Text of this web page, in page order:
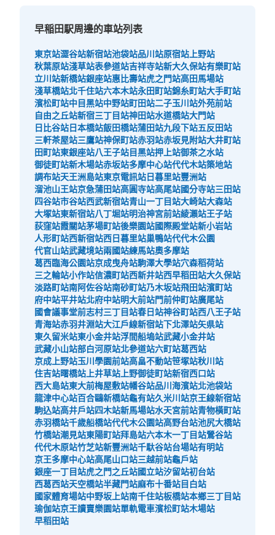
早稲田駅周邊的車站列表
東京站澀谷站新宿站池袋站品川站原宿站 上野站
秋葉原站淺草站表參道站吉祥寺站新大久保站有樂町站
立川站新橋站銀座站惠比壽站虎之門站高田馬場站
淺草橋站北千住站六本木站永田町站錦糸町站大手町站
濱松町站中目黑站中野站町田站二子玉川站外苑前站
自由之丘站新宿三丁目站神田站水道橋站大門站
日比谷站日本橋站飯田橋站蒲田站九段下站五反田站
三軒茶屋站三鷹站神保町站赤羽站赤坂見附站大井町站
田町站東銀座站八王子站目黑站押上站御茶之水站
御徒町站新木場站赤坂站多摩中心站代代木站築地站
調布站天王洲島站東京電訊站日暮里站豐洲站
溜池山王站京急蒲田站高圓寺站高尾站國分寺站三田站
四谷站市谷站西武新宿站青山一丁目站大崎站大森站
大塚站東新宿站八丁堀站明治神宮前站綾瀨站王子站
荻窪站霞關站茅場町站後樂園站國際殿堂站新小岩站
人形町站西新宿站西日暮里站巢鴨站代代木公園
代官山站武藏境站兩國站練馬站奧多摩站
葛西臨海公園站京成曳舟站駒澤大學站穴森稻荷站
三之輪站小作站信濃町站西新井站西早稻田站大久保站
淡路町站南阿佐谷站南砂町站乃木坂站飛田站濱町站
府中站平井站北府中站明大前站門前仲町站廣尾站
國會議事堂前志村三丁目站春日站神谷町站西八王子站
青海站赤羽井淵站大江戶線新宿站下北澤站矢県站
東久留米站東小金井站浮間船塢站武藏小金井站
武藏小山站部白河原站北參道站六町站葛西站
京成上野站玉川學園前站高畠不動站笹塚站秋川站
住吉站曙橋站 上井草站 上野御徒町站新宿西口站
西大島站東大前梅屋敷站幡谷站品川海濱站北池袋站
龍津中心站百合鷗新橋站龜有站久米川站京王線新宿站
駒込站高井戶站四木站新馬場站水天宮前站青物橫町站
赤羽橋站千歲船橋站代代木公園站高野台站池尻大橋站
竹橋站潮見站東陽町站拜島站六本木一丁目站鶯谷站
代代木原站竹芝站新豐洲站千馱谷站台場站有明站
京王多摩中心站高尾山口站三越前站龜戶站
銀座一丁目站虎之門之丘站國立站汐留站初台站
西葛西站天空橋站半藏門站麻布十番站目白站
國家體育場站中野坂上站南千住站板橋站本鄉三丁目站
瑜伽站京王讀賣樂園站單軌電車濱松町站木場站
早稻田站